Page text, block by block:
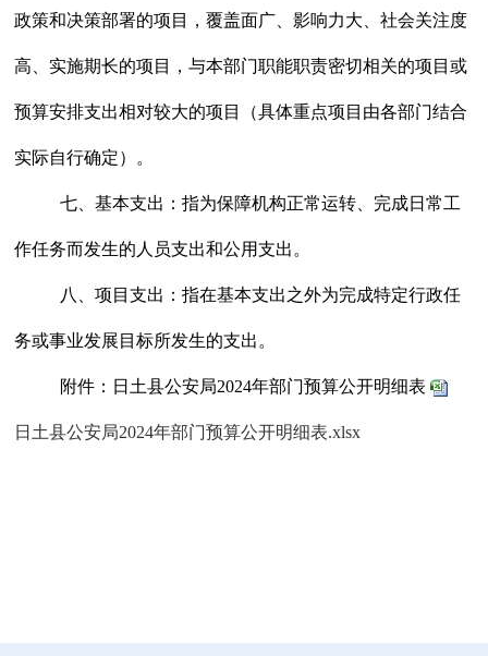
政策和决策部署的项目，覆盖面广、影响力大、社会关注度
高、实施期长的项目，与本部门职能职责密切相关的项目或
预算安排支出相对较大的项目（具体重点项目由各部门结合
实际自行确定）。
七、基本支出：指为保障机构正常运转、完成日常工
作任务而发生的人员支出和公用支出。
八、项目支出：指在基本支出之外为完成特定行政任
务或事业发展目标所发生的支出。
附件： 日土县公安局2024年部门预算公开明细表
日土县公安局2024年部门预算公开明细表.xlsx